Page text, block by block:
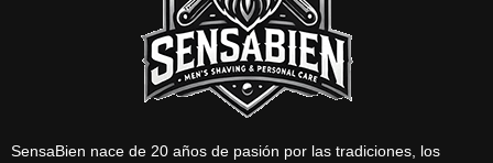
SensaBien nace de 20 años de pasión por las tradiciones, los